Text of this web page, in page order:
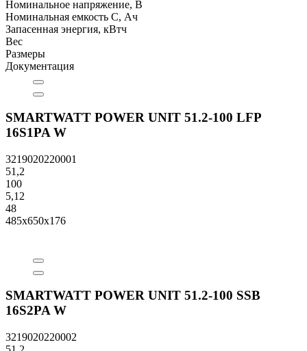
Номинальное напряжение, В
Номинальная емкость C, Ач
Запасенная энергия, кВтч
Вес
Размеры
Документация
SMARTWATT POWER UNIT 51.2-100 LFP
16S1PA W
3219020220001
51,2
100
5,12
48
485x650x176
SMARTWATT POWER UNIT 51.2-100 SSB
16S2PA W
3219020220002